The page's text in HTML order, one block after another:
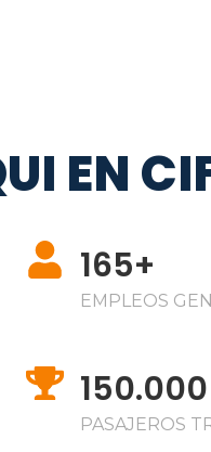
EN
165+
EMPLEOS
150.000
PASAJEROS